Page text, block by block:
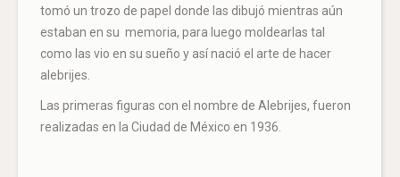
tomó un trozo de papel donde las dibujó mientras aún
estaban en su memoria, para luego moldearlas tal
como las vio en su sueño y así nació el arte de hacer
alebrijes.
Las primeras figuras con el nombre de Alebrijes, fueron
realizadas en la Ciudad de México en 1936.